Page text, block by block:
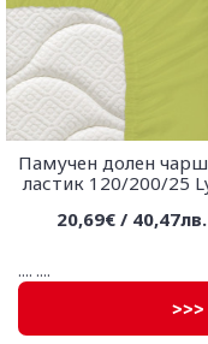
Памучен долен
ластик 120/200/25
20,69€ / 40,47лв.
.... ....
>